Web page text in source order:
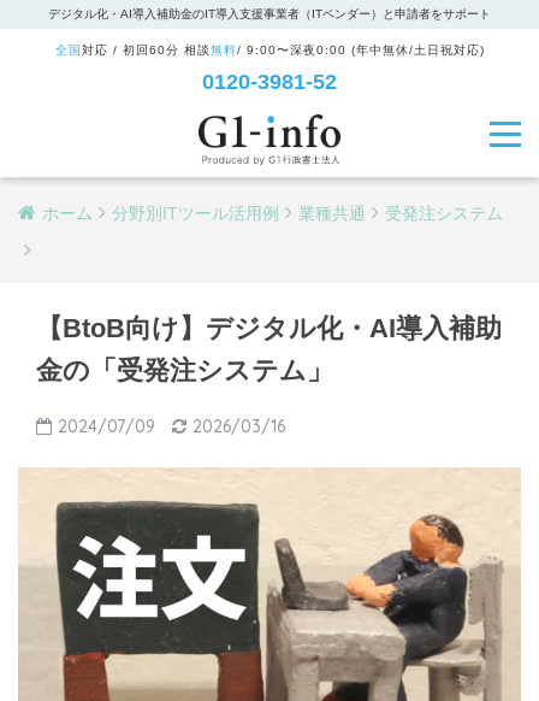
デジタル化・AI導入補助金のIT導入支援事業者（ITベンダー）と申請者をサポート
全国 対応 / 初回60分 相談無料/ 9:00〜深夜0:00 (年中無休/土日祝対応)
0120-3981-52
ホーム 分野別ITツール活用例 業種共通 受発注システム
【BtoB向け】デジタル化・AI導入補助
金の「受発注システム」
2024/07/09 2026/03/16